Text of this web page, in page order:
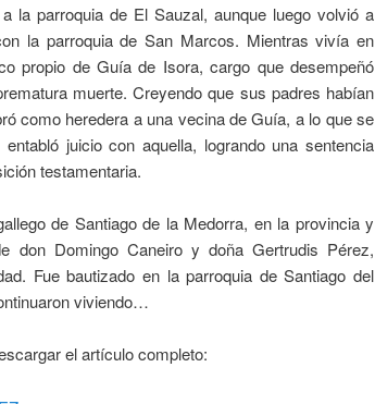
la parroquia de El Sauzal, aunque luego volvió a
la parroquia de San Marcos. Mientras vivía en
propio de Guía de Isora, cargo que desempeñó
muerte. Creyendo que sus padres habían
como heredera a una vecina de Guía, a lo que se
juicio con aquella, logrando una sentencia
testamentaria.
de Santiago de la Medorra, en la provincia y
don Domingo Caneiro y doña Gertrudis Pérez,
Fue bautizado en la parroquia de Santiago del
viviendo…
el artículo completo: